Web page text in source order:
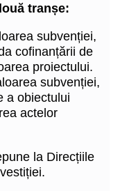
tranșe:
subvenției,
cofinanțării de
proiectului.
subvenției,
a obiectului
actelor
la Direcțiile